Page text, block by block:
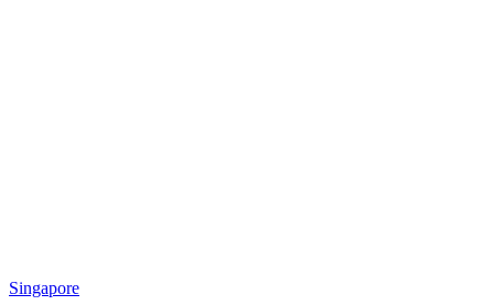
Singapore